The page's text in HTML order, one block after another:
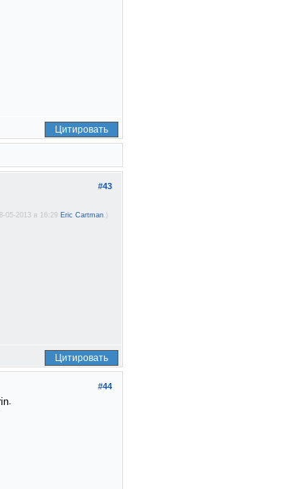
Цитировать
#43
05-2013 в 16:29 Eric Cartman.)
Цитировать
#44
.